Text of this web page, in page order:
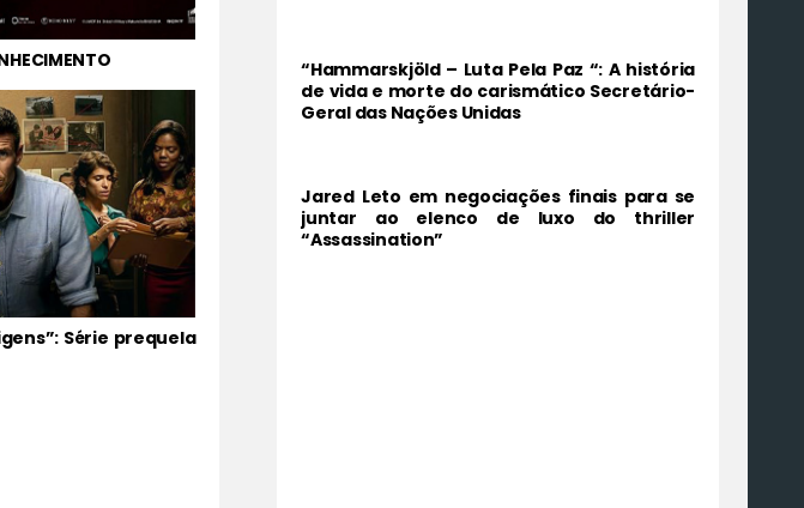
Série prequela
“Hammarskjöld – Luta Pela Paz “: A história
de vida e morte do carismático Secretário-
Geral das Nações Unidas
Jared Leto em negociações finais para se
juntar ao elenco de luxo do thriller
“Assassination”